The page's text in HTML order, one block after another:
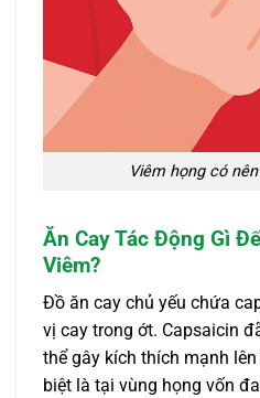
Viêm họng có
Ăn Cay Tác Động Gì
Viêm?
Đồ ăn cay chủ yếu chứa
vị cay trong ớt. Capsaicin
thể gây kích thích mạnh
biệt là tại vùng họng vốn